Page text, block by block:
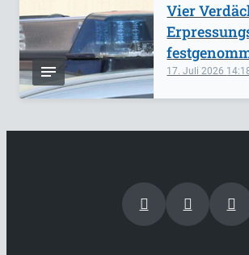
17. Juli 2026
Vier